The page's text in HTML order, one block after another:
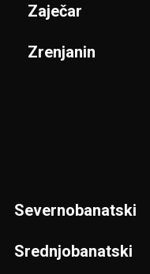
Zaječar
Zrenjanin
Severnobanatski
Srednjobanatski